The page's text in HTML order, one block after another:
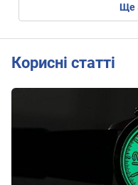
ще
Корисні статті